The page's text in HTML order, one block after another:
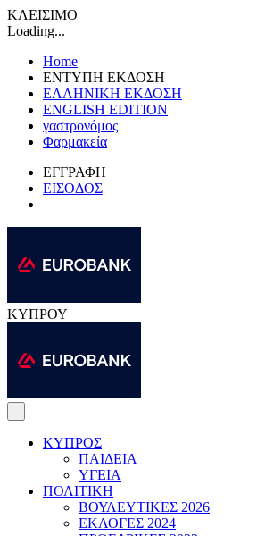
ΚΛΕΙΣΙΜΟ
Loading...
Home
ΕΝΤΥΠΗ ΕΚΔΟΣΗ
ΕΛΛΗΝΙΚΗ ΕΚΔΟΣΗ
ENGLISH EDITION
γαστρονόμος
Φαρμακεία
ΕΓΓΡΑΦΗ
ΕΙΣΟΔΟΣ
ΚΥΠΡΟΥ
ΚΥΠΡΟΣ
ΠΑΙΔΕΙΑ
ΥΓΕΙΑ
ΠΟΛΙΤΙΚΗ
ΒΟΥΛΕΥΤΙΚΕΣ 2026
ΕΚΛΟΓΕΣ 2024